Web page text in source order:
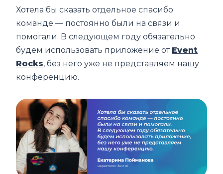
Хотела бы сказать отдельное спасибо
команде — постоянно были на связи и
помогали. В следующем году обязательно
будем использовать приложение от Event
Rocks, без него уже не представляем нашу
конференцию.